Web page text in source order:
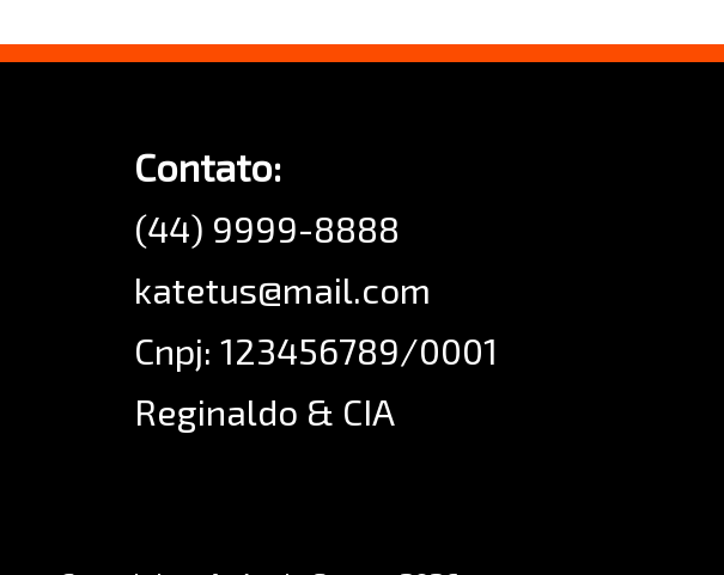
Contato:
(44) 9999-8888
katetus@mail.com
Cnpj: 123456789/0001
Reginaldo & CIA